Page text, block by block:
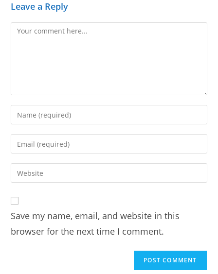
Leave a Reply
Comment
Enter
your
name
comment
Enter
your
email
address
comment
Enter
your
URL
(optional)
Save my name, email, and website in this
browser for the next time I comment.